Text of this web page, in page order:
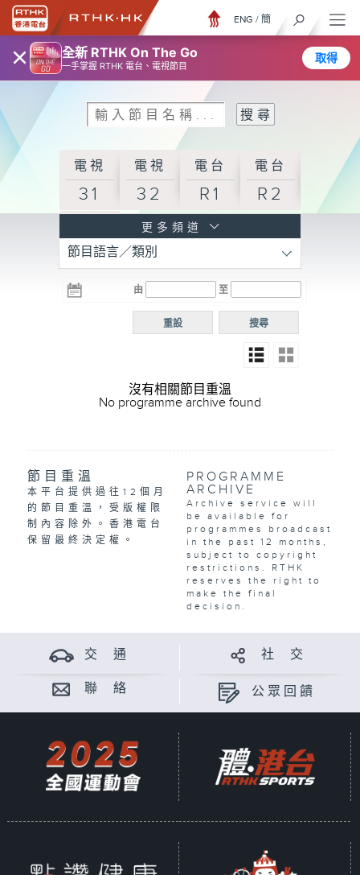
× 全新 RTHK On The Go
一手掌握 RTHK 電台、電視節目
取得
ENG / 簡
電視
31
電視
32
電台
R1
電台
R2
R3
電台 電台
R5
電台
普通
更多頻道
節目語言／類別
由 至
搜尋
重設
沒有相關節目重溫
No programme archive found
節目重溫
本平台提供過往12個月
的節目重溫，受版權限
制內容除外。香港電台
保留最終決定權。
PROGRAMME
ARCHIVE
Archive service will
be available for
programmes broadcast
in the past 12 months,
subject to copyright
restrictions. RTHK
reserves the right to
make the final
decision.
交 通 社 交
聯 絡 公眾回饋